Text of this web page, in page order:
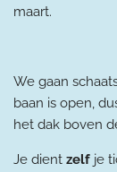
maart.
We gaan
baan is open,
het dak boven
Je dient zelf je